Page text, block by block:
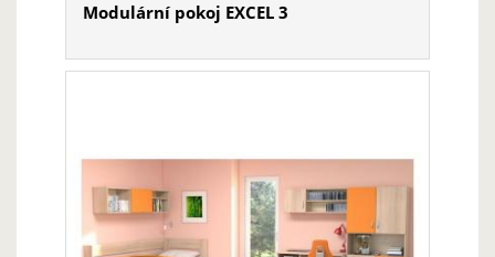
Modulární pokoj EXCEL 3